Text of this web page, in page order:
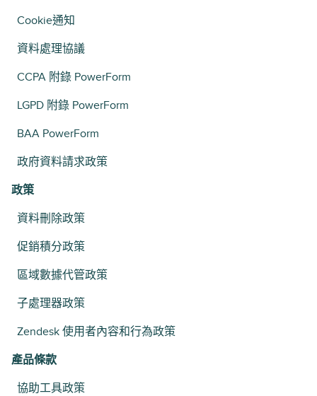
Cookie通知
資料處理協議
CCPA 附錄 PowerForm
LGPD 附錄 PowerForm
BAA PowerForm
政府資料請求政策
政策
資料刪除政策
促銷積分政策
區域數據代管政策
子處理器政策
Zendesk 使用者內容和行為政策
產品條款
協助工具政策